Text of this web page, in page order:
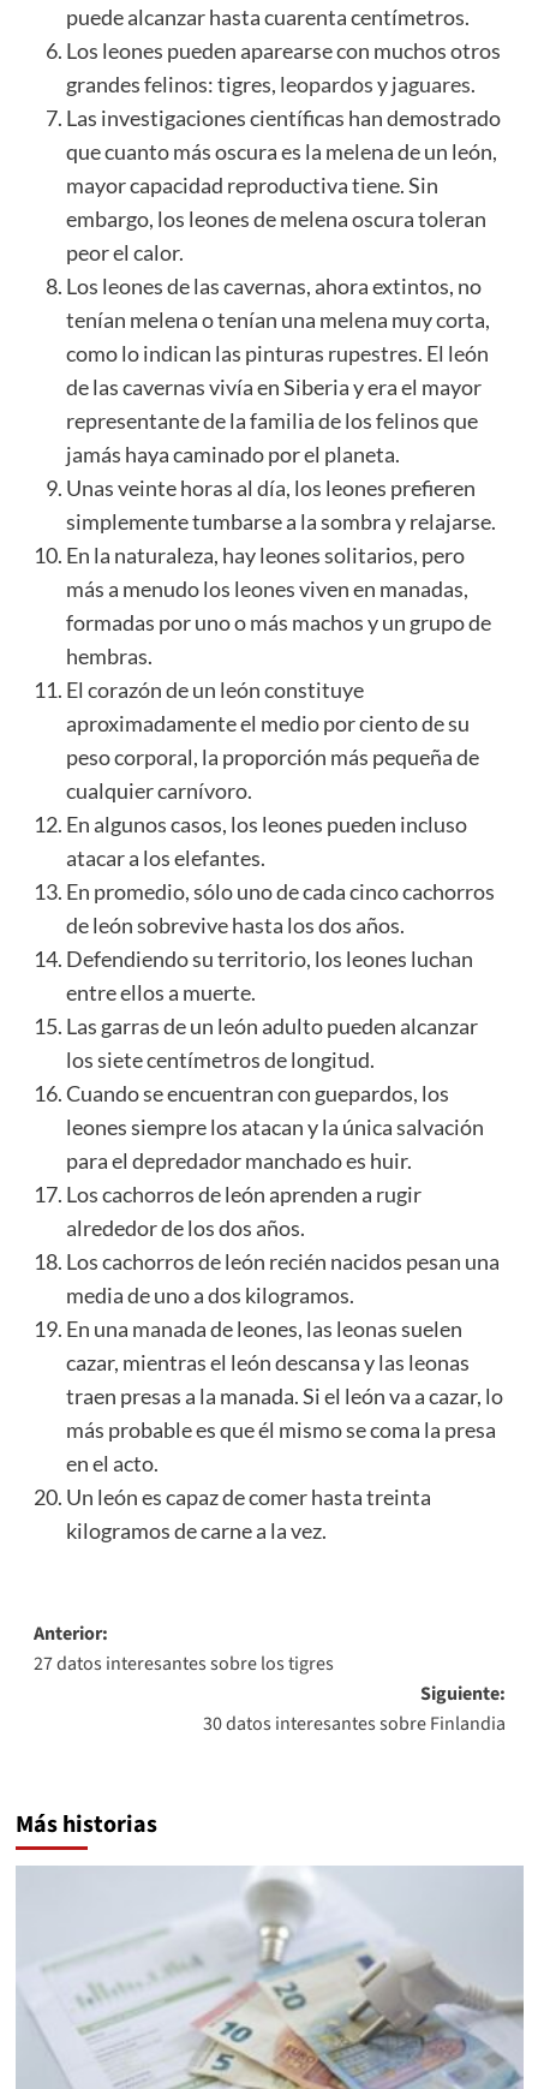
puede alcanzar hasta cuarenta centímetros.
Los leones pueden aparearse con muchos otros
grandes felinos: tigres, leopardosyjaguares.
Las investigaciones científicas han demostrado
que cuanto más oscura es la melena de un león,
mayor capacidad reproductiva tiene. Sin
embargo, los leones de melena oscura toleran
peor el calor.
Los leones de las cavernas, ahora extintos, no
tenían melena o tenían una melena muy corta,
como lo indican las pinturas rupestres. El león
de las cavernas vivía en Siberia y era el mayor
representante de la familia de los felinos que
jamás haya caminado por el planeta.
Unas veinte horas al día, los leones prefieren
simplemente tumbarse a la sombra y relajarse.
En la naturaleza, hay leones solitarios, pero
más a menudo los leones viven en manadas,
formadas por uno o más machos y un grupo de
hembras.
El corazón de un león constituye
aproximadamente el medio por ciento de su
peso corporal, la proporción más pequeña de
cualquier carnívoro.
En algunos casos, los leones pueden incluso
atacar a los elefantes.
En promedio, sólo uno de cada cinco cachorros
de león sobrevive hasta los dos años.
Defendiendo su territorio, los leones luchan
entre ellos a muerte.
Las garras de un león adulto pueden alcanzar
los siete centímetros de longitud.
Cuando se encuentran con guepardos, los
leones siempre los atacan y la única salvación
para el depredador manchado es huir.
Los cachorros de león aprenden a rugir
alrededor de los dos años.
Los cachorros de león recién nacidos pesan una
media de uno a dos kilogramos.
En una manada de leones, las leonas suelen
cazar, mientras el león descansa y las leonas
traen presas a la manada. Si el león va a cazar, lo
más probable es que él mismo se coma la presa
en el acto.
Un león es capaz de comer hasta treinta
kilogramos de carne a la vez.
Navegación
de
Anterior:
27 datos interesantes sobre los tigres
Siguiente:
30 datos interesantes sobre Finlandia
Más historias